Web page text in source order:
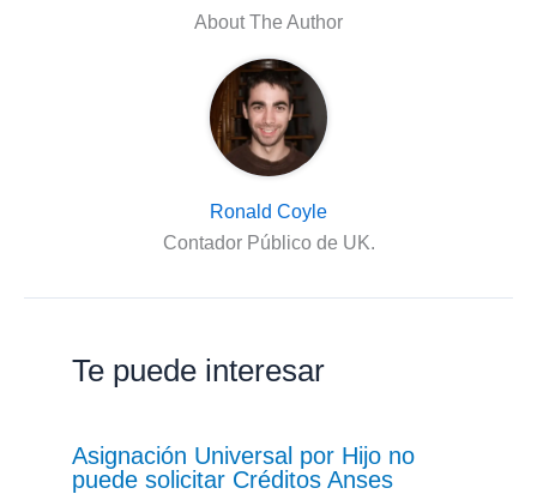
About The Author
Ronald Coyle
Contador Público de UK.
Te puede interesar
Asignación Universal por Hijo no
puede solicitar Créditos Anses